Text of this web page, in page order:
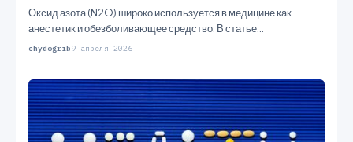
Оксид азота (N2O) широко используется в медицине как
анестетик и обезболивающее средство. В статье
рассматриваются его…
chydogrib9 апреля 2026